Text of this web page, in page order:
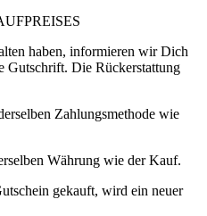
haben, informieren wir Dich
Gutschrift. Die Rückerstattung
Zahlungsmethode wie
Währung wie der Kauf.
gekauft, wird ein neuer